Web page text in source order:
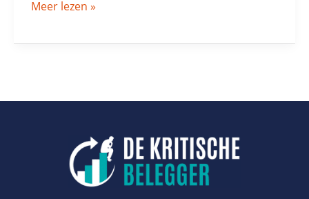
Meer lezen »